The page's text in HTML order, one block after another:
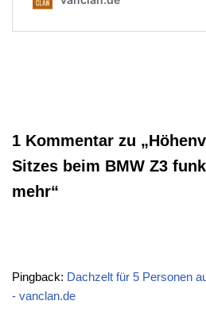
1 Kommentar zu
Sitzes beim BMW Z3
mehr“
Pingback: Dachzelt für 5 Personen
- vanclan.de